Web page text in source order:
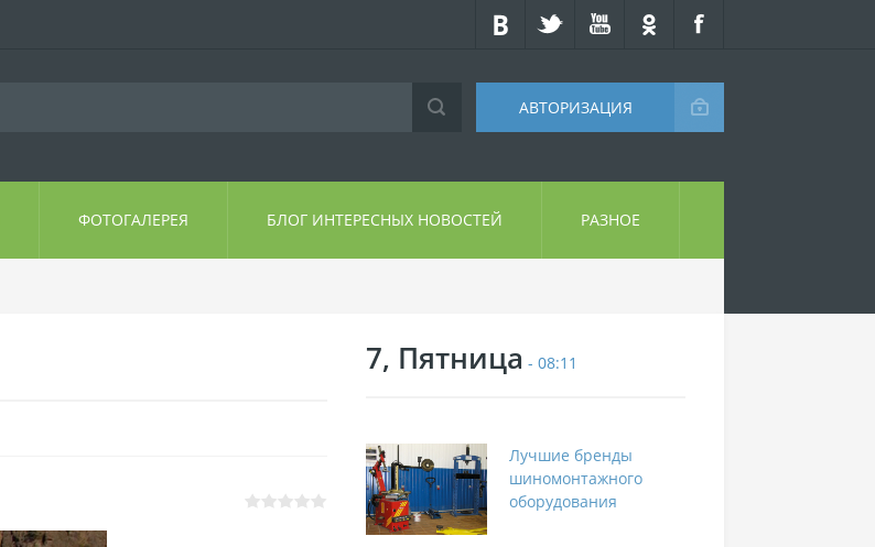
АВТОРИЗАЦИЯ
ФОТОГАЛЕРЕЯ БЛОГ ИНТЕРЕСНЫХ НОВОСТЕЙ РАЗНОЕ
7, Пятница - 08:11
Лучшие бренды
шиномонтажного
оборудования